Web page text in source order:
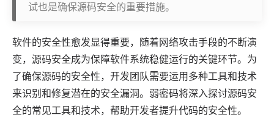
试也是确保源码安全的重要措施。
软件的安全性愈发显得重要，随着网络攻击手段的不断演
变，源码安全成为保障软件系统稳健运行的关键环节。为
了确保源码的安全性，开发团队需要运用多种工具和技术
来识别和修复潜在的安全漏洞。 弱密码将深入探讨源码安
全的常见工具和技术，帮助开发者提升代码的安全性。